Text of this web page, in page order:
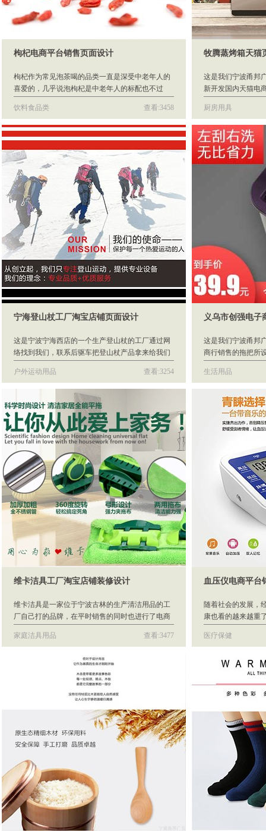
枸杞电商平台销售页面设计
枸杞作为常见泡茶喝的品类一直是深受中老年人的
喜爱的，几乎说泡枸杞是中老年人的标配也不过
随着市场的放开，作为常见食材，枸杞也上线进行
销售了
饮料食品类 查看:3458
牧腾蒸烤箱天猫
这是我们宁波甬邦
新开发国内天猫电
厨房用具
宁海登山杖工厂淘宝店铺页面设计
这是宁波宁海西店的一个生产登山杖的工厂通过网
络找到我们，联系后驱车把登山杖产品拿来给我们
一次合作之后确定了长期拍摄设计合作。
户外运动用品 查看:3254
义乌市创强电子
这是我们宁波甬邦
商行销售的拖把所
生活用品
维卡洁具工厂淘宝店铺装修设计
维卡洁具是一家位于宁波古林的生产清洁用品的工
厂自己打的品牌，在平时销售的同时也进行了电商
家庭洁具用品
查看:3477
血压仪电商平台
随着社会的发展，
康也看的越来越重
下常常对身体进行
活必需品，养生保
海，这其中就有血
医疗保健